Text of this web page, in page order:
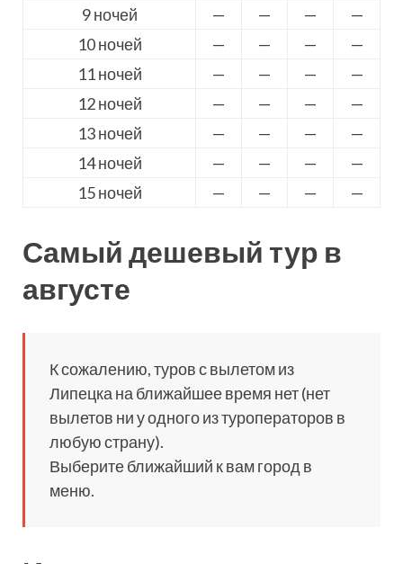
9 ночей
— — —
—
10 ночей
— — —
—
11 ночей
— — —
—
12 ночей
— — —
—
13 ночей
— — —
—
14 ночей
— — —
—
15 ночей
— — — —
Самый дешевый тур в
августе
К сожалению, туров с вылетом из
Липецка на ближайшее время нет (нет
вылетов ни у одного из туроператоров в
любую страну).
Выберите ближайший к вам город в
меню.